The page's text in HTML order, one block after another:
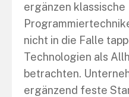
ergänzen klassische
nicht in die Falle
Technologien als
betrachten.
ergänzend feste